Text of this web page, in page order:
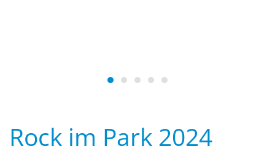
Wasserwacht Nürnberg
Wasserwacht Nürnberg
Wasserwacht Nürnberg
Wasserwacht Nürnberg
Rock im Park 2024